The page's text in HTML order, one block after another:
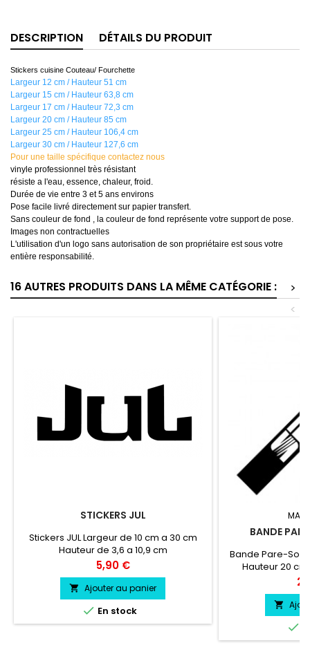
DESCRIPTION DÉTAILS DU PRODUIT
Stickers cuisine Couteau/ Fourchette
Largeur 12 cm / Hauteur 51 cm
Largeur 15 cm / Hauteur 63,8 cm
Largeur 17 cm / Hauteur 72,3 cm
Largeur 20 cm / Hauteur 85 cm
Largeur 25 cm / Hauteur 106,4 cm
Largeur 30 cm / Hauteur 127,6 cm
Pour une taille spécifique contactez nous
vinyle professionnel très résistant
résiste a l'eau, essence, chaleur, froid.
Durée de vie entre 3 et 5 ans environs
Pose facile livré directement sur papier transfert.
Sans couleur de fond , la couleur de fond représente votre support de pose.
Images non contractuelles
L'utilisation d'un logo sans autorisation de son propriétaire est sous votre
entière responsabilité.
16 AUTRES PRODUITS DANS LA MÊME CATÉGORIE :
>
<
STICKERS JUL
Stickers JUL Largeur de 10 cm a 30 cm
Hauteur de 3,6 a 10,9 cm
Prix
5,90 €
 Ajouter au panier
 En stock
BANDE
Bande Pare-
Hauteur 20
couleur au choix

